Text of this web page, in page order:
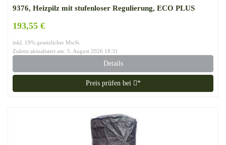
9376, Heizpilz mit stufenloser Regulierung, ECO PLUS
193,55 €
inkl. 19% gesetzlicher MwSt.
Zuletzt aktualisiert am: 5. August 2026 18:31
Details
Preis prüfen bei *